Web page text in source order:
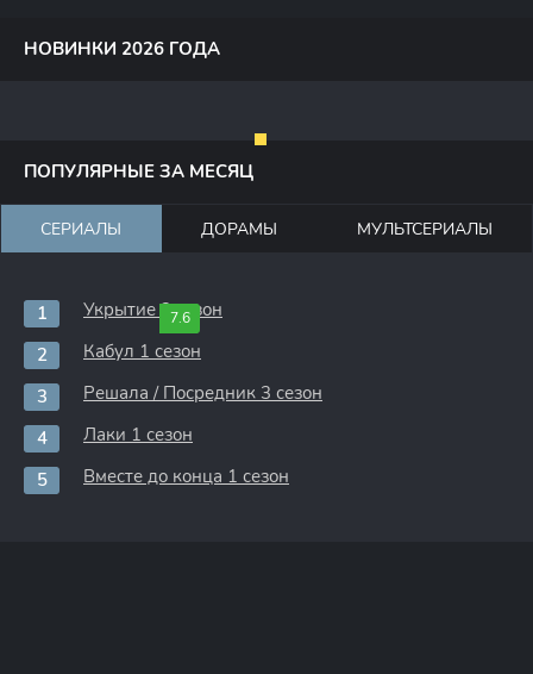
НОВИНКИ 2026 ГОДА
ПОПУЛЯРНЫЕ ЗА МЕСЯЦ
СЕРИАЛЫ ДОРАМЫ МУЛЬТСЕРИАЛЫ
7.6
Укрытие 3 сезон
Кабул 1 сезон
Решала / Посредник 3 сезон
Лаки 1 сезон
Вместе до конца 1 сезон